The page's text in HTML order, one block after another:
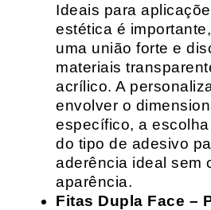
Ideais para
estética é
uma união forte e
materiais
acrílico. A
envolver o
específico, a
do tipo de adesivo
aderência ideal sem
aparência.
Fitas Dupla Face –